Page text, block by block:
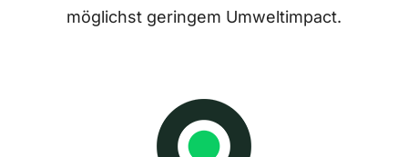
möglichst geringem Umweltimpact.